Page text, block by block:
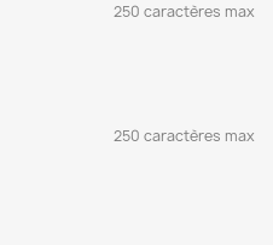
250 caractères max
250 caractères max